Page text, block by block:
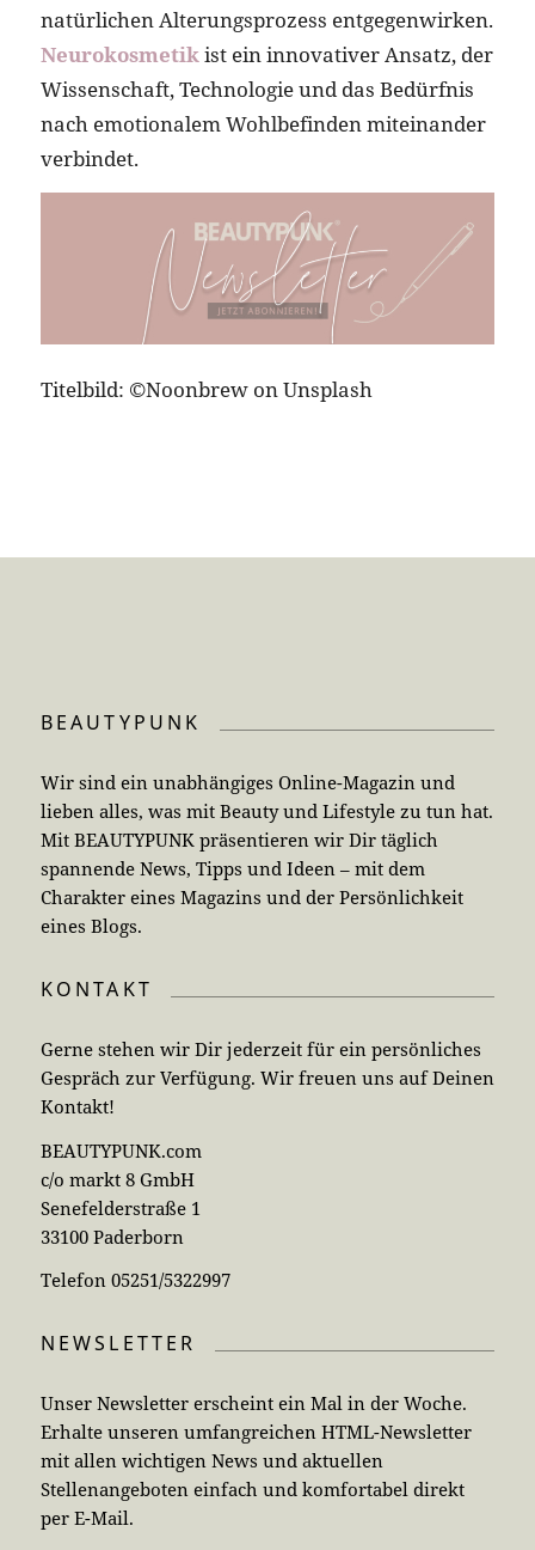
natürlichen Alterungsprozess entgegenwirken.
Neurokosmetikist ein innovativer Ansatz, der
Wissenschaft, Technologie und das Bedürfnis
nach emotionalem Wohlbefinden miteinander
verbindet.
Titelbild: ©Noonbrew on Unsplash
BEAUTYPUNK
Wir sind ein unabhängiges Online-Magazin und
lieben alles, was mit Beauty und Lifestyle zu tun hat.
Mit BEAUTYPUNK präsentieren wir Dir täglich
spannende News, Tipps und Ideen – mit dem
Charakter eines Magazins und der Persönlichkeit
eines Blogs.
KONTAKT
Gerne stehen wir Dir jederzeit für ein persönliches
Gespräch zur Verfügung. Wir freuen uns auf Deinen
Kontakt!
BEAUTYPUNK.com
c/o markt 8 GmbH
Senefelderstraße 1
33100 Paderborn
Telefon 05251/5322997
NEWSLETTER
Unser Newsletter erscheint ein Mal in der Woche.
Erhalte unseren umfangreichen HTML-Newsletter
mit allen wichtigen News und aktuellen
Stellenangeboten einfach und komfortabel direkt
per E-Mail.